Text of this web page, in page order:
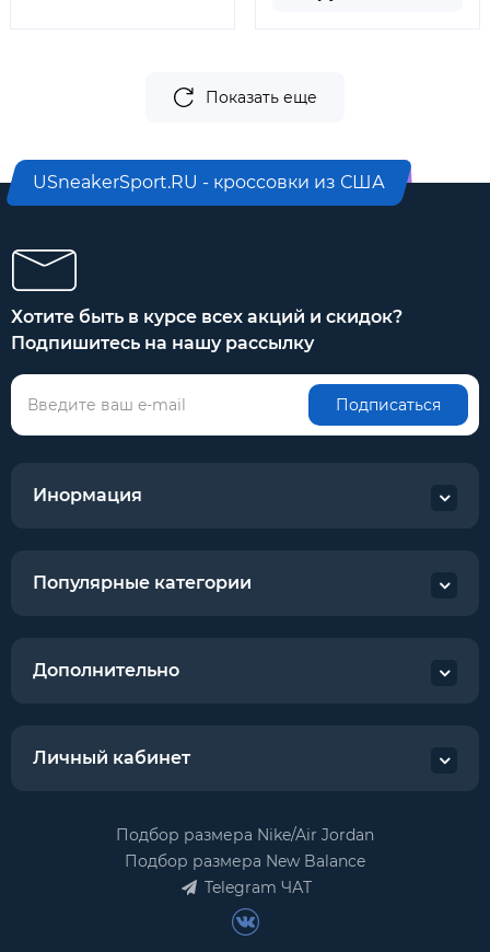
Показать еще
USneakerSport.RU - кроссовки из США
Хотите быть в курсе всех акций и скидок?
Подпишитесь на нашу рассылку
Подписаться
Инормация
Популярные категории
Дополнительно
Личный кабинет
Подбор размера Nike/Air Jordan
Подбор размера New Balance
Telegram ЧАТ